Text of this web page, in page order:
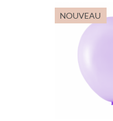
NOUVEAU